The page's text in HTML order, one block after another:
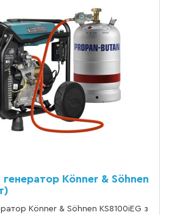
генератор Könner & Söhnen
Könner & Söhnen KS8100iEG з